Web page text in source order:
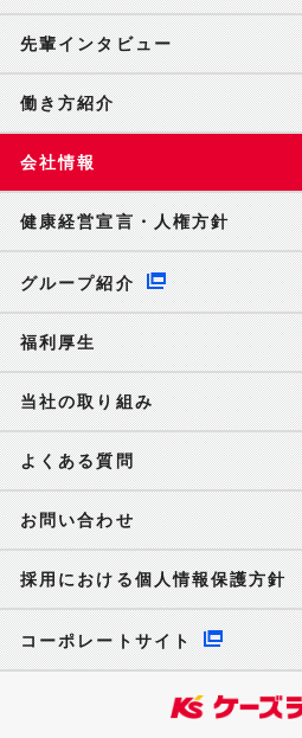
先輩インタビュー
働き方紹介
会社情報
健康経営宣言・人権方針
グループ紹介
福利厚生
当社の取り組み
よくある質問
お問い合わせ
採用における個人情報保護方針
コーポレートサイト